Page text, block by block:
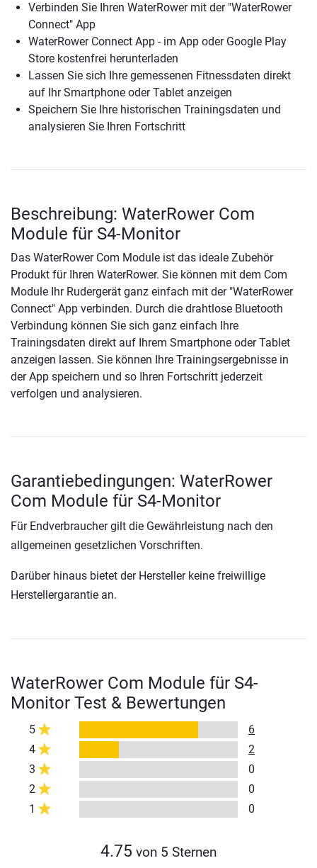
Verbinden Sie Ihren WaterRower mit der "WaterRower
Connect" App
WaterRower Connect App - im App oder Google Play
Store kostenfrei herunterladen
Lassen Sie sich Ihre gemessenen Fitnessdaten direkt
auf Ihr Smartphone oder Tablet anzeigen
Speichern Sie Ihre historischen Trainingsdaten und
analysieren Sie Ihren Fortschritt
Beschreibung: WaterRower Com
Module für S4-Monitor
Das WaterRower Com Module ist das ideale Zubehör
Produkt für Ihren WaterRower. Sie können mit dem Com
Module Ihr Rudergerät ganz einfach mit der "WaterRower
Connect" App verbinden. Durch die drahtlose Bluetooth
Verbindung können Sie sich ganz einfach Ihre
Trainingsdaten direkt auf Ihrem Smartphone oder Tablet
anzeigen lassen. Sie können Ihre Trainingsergebnisse in
der App speichern und so Ihren Fortschritt jederzeit
verfolgen und analysieren.
Garantiebedingungen: WaterRower
Com Module für S4-Monitor
Für Endverbraucher gilt die Gewährleistung nach den
allgemeinen gesetzlichen Vorschriften.
Darüber hinaus bietet der Hersteller keine freiwillige
Herstellergarantie an.
WaterRower Com Module für S4-
Monitor Test & Bewertungen
5
6
4
2
3
0
2
0
1
0
4.75 von 5 Sternen